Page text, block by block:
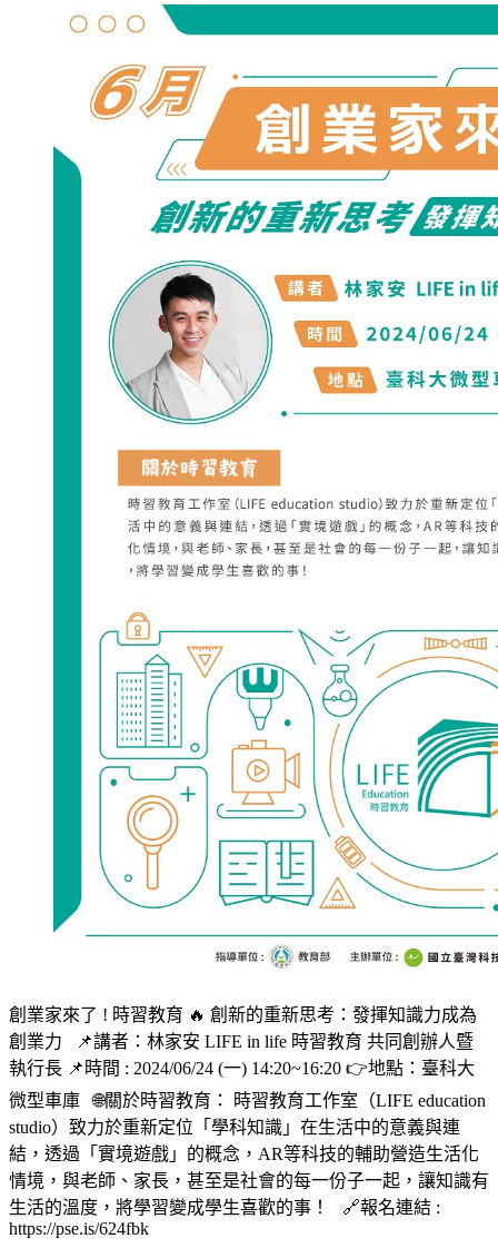
創業家來了 ! 時習教育 🔥 創新的重新思考：發揮知識力成為
創業力 📌講者：林家安 LIFE in life 時習教育 共同創辦人暨
執行長 📌時間 : 2024/06/24 (一) 14:20~16:20 👉地點：臺科大
微型車庫 🌐關於時習教育： 時習教育工作室（LIFE education
studio）致力於重新定位「學科知識」在生活中的意義與連
結，透過「實境遊戲」的概念，AR等科技的輔助營造生活化
情境，與老師、家長，甚至是社會的每一份子一起，讓知識有
生活的溫度，將學習變成學生喜歡的事！ 🔗報名連結 :
https://pse.is/624fbk